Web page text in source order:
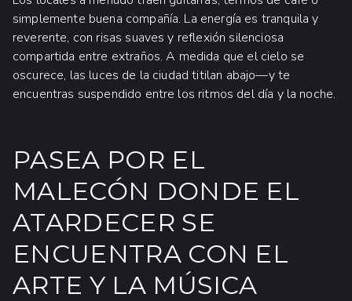
simplemente buena compañía. La energía es tranquila y
reverente, con risas suaves y reflexión silenciosa
compartida entre extraños. A medida que el cielo se
oscurece, las luces de la ciudad titilan abajo—y te
encuentras suspendido entre los ritmos del día y la noche.
PASEA POR EL
MALECÓN DONDE EL
ATARDECER SE
ENCUENTRA CON EL
ARTE Y LA MÚSICA